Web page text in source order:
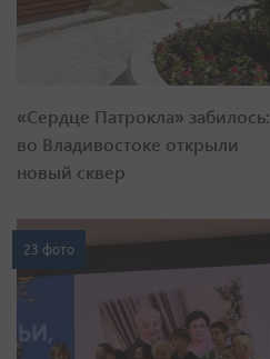
«Сердце Патрокла» забилось:
во Владивостоке открыли
новый сквер
23 фото